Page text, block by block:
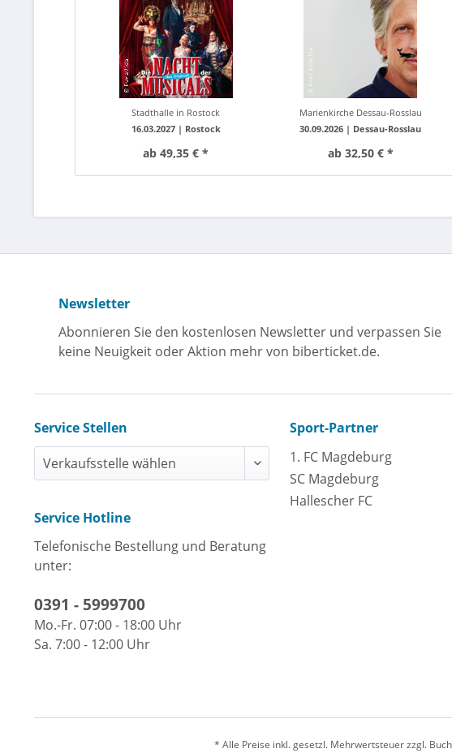
Stadthalle in Rostock
16.03.2027 | Rostock
ab 49,35 € *
Marienkirche Dessau-Rosslau
30.09.2026 | Dessau-Rosslau
ab 32,50 € *
Newsletter
Abonnieren Sie den kostenlosen Newsletter und verpassen Sie
keine Neuigkeit oder Aktion mehr von biberticket.de.
Service Stellen
Service Hotline
Telefonische Bestellung und Beratung
unter:
0391 - 5999700
Mo.-Fr. 07:00 - 18:00 Uhr
Sa. 7:00 - 12:00 Uhr
Sport-Partner
1. FC Magdeburg
SC Magdeburg
Hallescher FC
* Alle Preise inkl. gesetzl. Mehrwertsteuer zzgl.